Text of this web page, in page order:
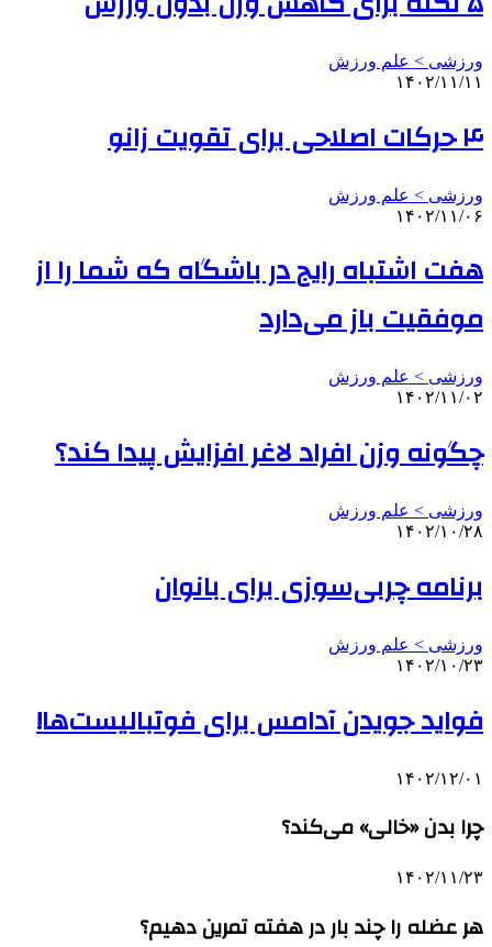
ورزشی > علم ورزش
۱۴۰۲/۱۱/۱۱
۴ حرکات اصلاحی برای تقویت زانو
ورزشی > علم ورزش
۱۴۰۲/۱۱/۰۶
هفت اشتباه رایج در باشگاه که شما را از
موفقیت باز می‌دارد
ورزشی > علم ورزش
۱۴۰۲/۱۱/۰۲
چگونه وزن افراد لاغر افزایش پیدا کند؟
ورزشی > علم ورزش
۱۴۰۲/۱۰/۲۸
برنامه چربی‌سوزی برای بانوان
ورزشی > علم ورزش
۱۴۰۲/۱۰/۲۳
فواید جویدن آدامس برای فوتبالیست‌ها!
۱۴۰۲/۱۲/۰۱
چرا بدن «خالی» می‌کند؟
۱۴۰۲/۱۱/۲۳
هر عضله را چند بار در هفته تمرین دهیم؟